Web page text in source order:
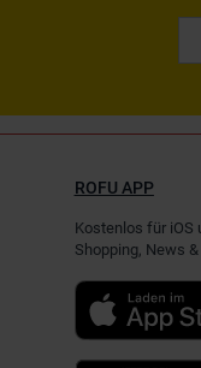
ROFU APP
Kostenlos für iOS
Shopping, News